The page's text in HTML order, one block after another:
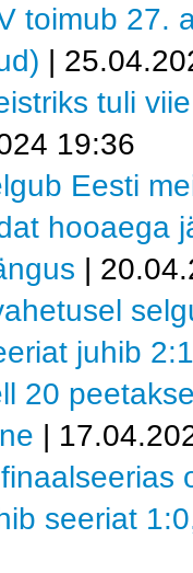
toimub 27.
|
tuli
19:36
Eesti
hooaega
|
juhib
20
|
seeriat